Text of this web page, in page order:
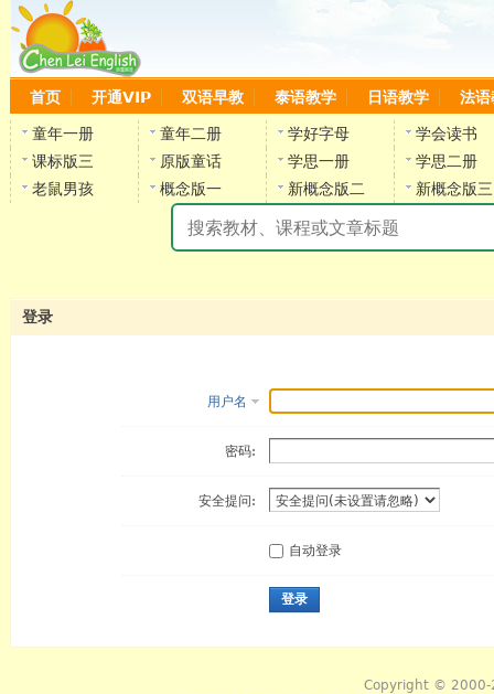
首页 开通VIP 双语早教 泰语教学 日语教学 法语
童年一册 童年二册 学好字母
学会读书
课标版三
原版童话 学思一册
学思二册
老鼠男孩
概念版一 新概念版二 新概念版三
登录
用户名
密码:
安全提问:
自动登录
登录
Copyright © 2000-